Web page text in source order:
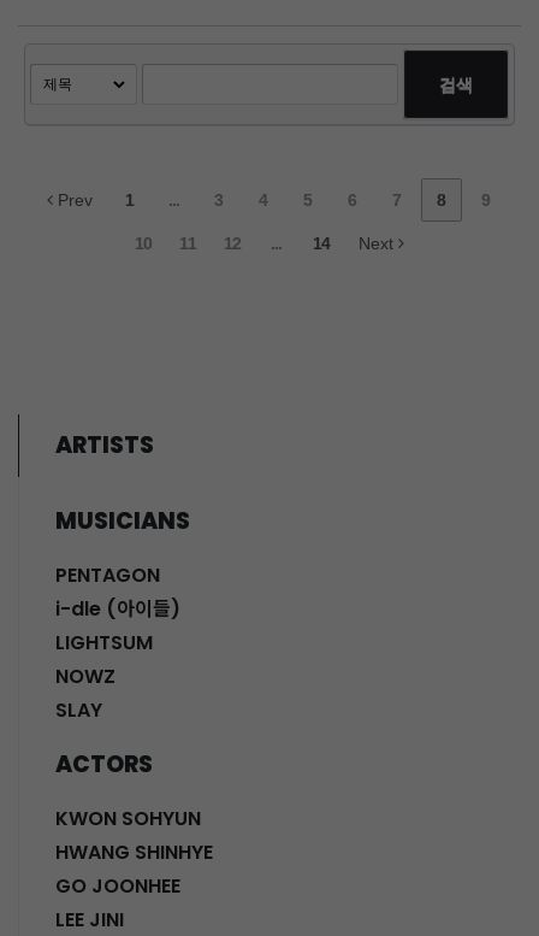
검색
Prev 1 ... 3 4 5 6 7 8 9
10 11 12 ... 14 Next
ARTISTS
MUSICIANS
PENTAGON
i-dle (아이들)
LIGHTSUM
NOWZ
SLAY
ACTORS
KWON SOHYUN
HWANG SHINHYE
GO JOONHEE
LEE JINI